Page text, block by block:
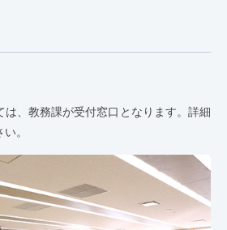
は、教務課が受付窓口となります。詳細
。